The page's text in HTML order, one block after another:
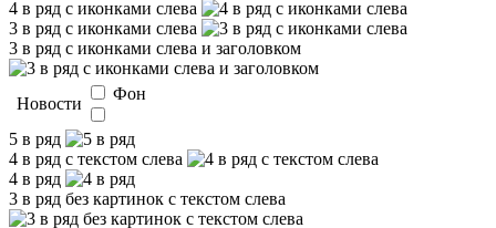
4 в ряд с иконками слева
3 в ряд с иконками слева
3 в ряд с иконками слева и заголовком
Новости
Фон
5 в ряд
4 в ряд с текстом слева
4 в ряд
3 в ряд без картинок с текстом слева